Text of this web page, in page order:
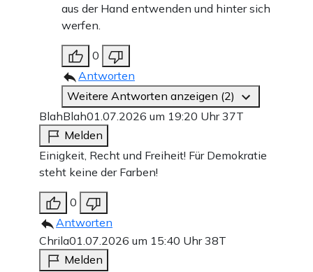
aus der Hand entwenden und hinter sich
werfen.
0
Antworten
Weitere Antworten anzeigen (2)
BlahBlah01.07.2026 um 19:20 Uhr37T
Melden
Einigkeit, Recht und Freiheit! Für Demokratie
steht keine der Farben!
0
Antworten
Chrila01.07.2026 um 15:40 Uhr38T
Melden